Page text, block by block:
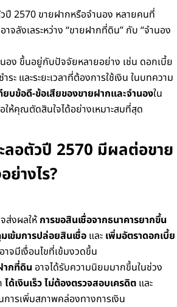
ปี 2570 ขายฝากหรือจำนอง หลายคนที่
จลังเลระหว่าง “ขายฝากที่ดิน” กับ “จำนอง
อง ขึ้นอยู่กับปัจจัยหลายอย่าง เช่น ดอกเบี้ย
ะ และระยะเวลาที่ต้องการใช้เงิน ในบทความ
ยบข้อดี-ข้อเสียของขายฝากและจำนองใน
ให้คุณตัดสินใจได้อย่างเหมาะสมที่สุด
ลอตัวปี 2570 มีผลต่อขาย
ย่างไร?
ส่งผลให้ การขอสินเชื่อจากธนาคารยากขึ้น
เข้มการปล่อยสินเชื่อ และ เพิ่มอัตราดอกเบี้ย
อาจมีเงื่อนไขที่เข้มงวดขึ้น
ากที่ดิน อาจได้รับความนิยมมากขึ้นในช่วง
ได้เงินเร็ว ไม่ต้องตรวจสอบเครดิต และ
การเพิ่มสภาพคล่องทางการเงิน